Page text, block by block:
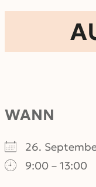
WANN
26.
9:00 – 13:00